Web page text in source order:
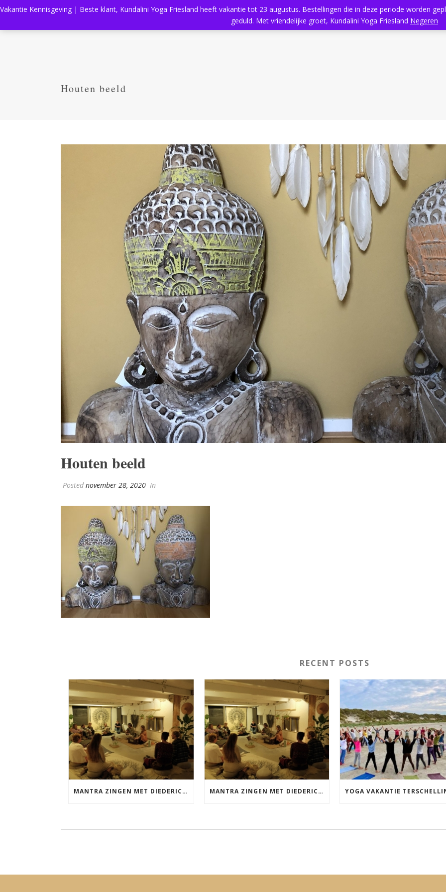
Aanbod Kundalini Yoga Massage Rooster
Houten beeld
Houten beeld
Posted november 28, 2020 In
RECENT POSTS
MANTRA ZINGEN MET DIEDERICK VRIJDAG 25 SEPTEMBER EN 20 NOVEMBER MANTRA ZINGEN MET DIEDERICK IN LEEUWARDEN VRIJDAG 12 JUNI KIRTAN
Vakantie Kennisgeving | Beste klant, Kundalini Yoga Friesland heeft vakantie tot 23 augustus. Bestellingen die in deze periode worden
geduld. Met vriendelijke groet, Kundalini Yoga Friesland Negeren